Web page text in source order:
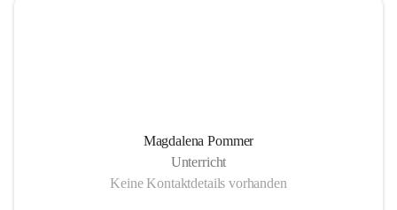
Magdalena Pommer
Unterricht
Keine Kontaktdetails vorhanden